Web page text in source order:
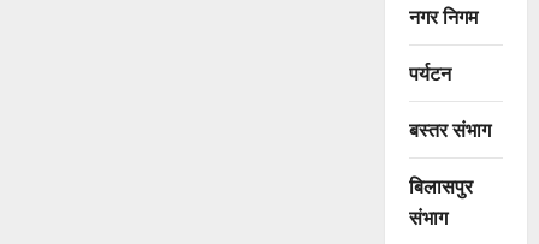
नगर निगम
पर्यटन
बस्तर संभाग
बिलासपुर
संभाग